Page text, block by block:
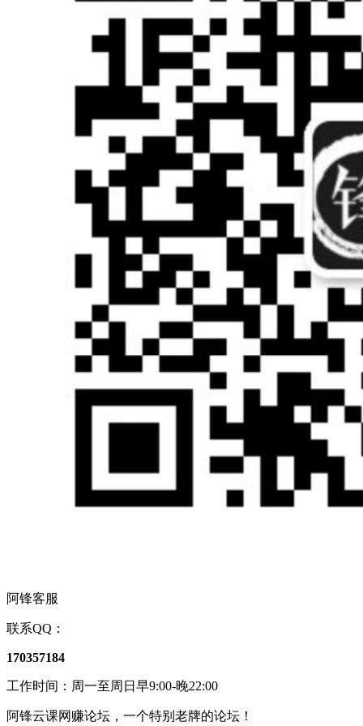
阿锋客服
联系QQ：
170357184
工作时间：周一至周日早9:00-晚22:00
阿锋云课网赚论坛，一个特别老牌的论坛！